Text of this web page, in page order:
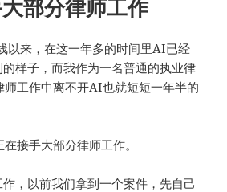
部分律师工作
以来，在这一年多的时间里AI已经
样子，而我作为一名普通的执业律
工作中离不开AI也就短短一年半的
接手大部分律师工作。
，以前我们拿到一个案件，先自己